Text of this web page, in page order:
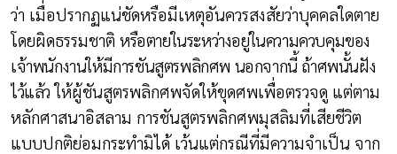
ว่า เมื่อปรากฏแน่ชัดหรือมีเหตุอันควรสงสัยว่าบุคคลใดตาย
โดยผิดธรรมชาติ หรือตายในระหว่างอยู่ในความควบคุมของ
เจ้าพนักงานให้มีการชันสูตรพลิกศพ นอกจากนี้ ถ้าศพนั้นฝัง
ไว้แล้วให้ผู้ชันสูตรพลิกศพจัดให้ขุดศพเพื่อตรวจดู แต่ตาม
หลักศาสนาอิสลาม การชันสูตรพลิกศพมุสลิมที่เสียชีวิต
แบบปกติย่อมกระทำมิได้ เว้นแต่กรณีที่มีความจำเป็น จาก